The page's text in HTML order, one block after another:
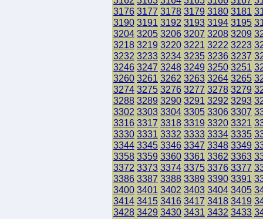
3176 3177 3178 3179 3180 3181
3190 3191 3192 3193 3194 3195
3204 3205 3206 3207 3208 3209
3218 3219 3220 3221 3222 3223
3232 3233 3234 3235 3236 3237
3246 3247 3248 3249 3250 3251
3260 3261 3262 3263 3264 3265
3274 3275 3276 3277 3278 3279
3288 3289 3290 3291 3292 3293
3302 3303 3304 3305 3306 3307
3316 3317 3318 3319 3320 3321
3330 3331 3332 3333 3334 3335
3344 3345 3346 3347 3348 3349
3358 3359 3360 3361 3362 3363
3372 3373 3374 3375 3376 3377
3386 3387 3388 3389 3390 3391
3400 3401 3402 3403 3404 3405
3414 3415 3416 3417 3418 3419
3428 3429 3430 3431 3432 3433